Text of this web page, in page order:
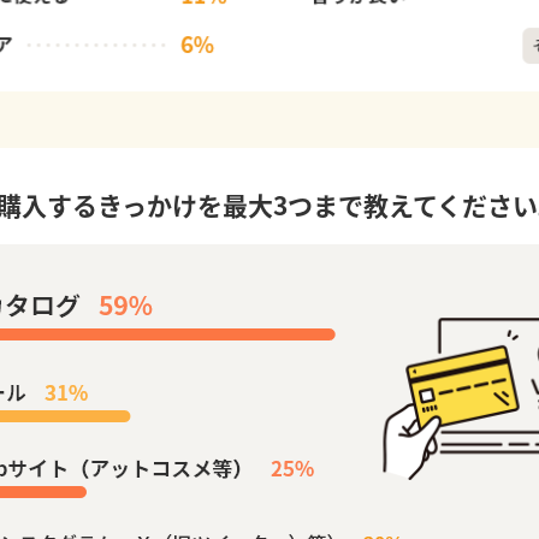
入するきっかけを最大3つまで教えてくださ